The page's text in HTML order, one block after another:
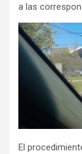
a las
El